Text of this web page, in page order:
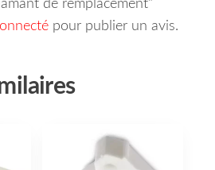
de remplacement”
pour publier un avis.